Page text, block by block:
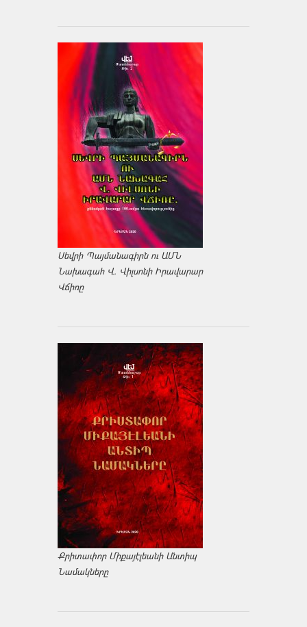
Սեվրի Պայմանագիրն ու ԱՄՆ
Նախագահ Վ. Վիլսոնի Իրավարար
Վճիռը
Քրիտափոր Միքայէլեանի Անտիպ
Նամակները